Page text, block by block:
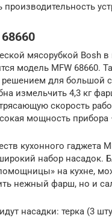
производительность
мясорубкой Bosh
модель MFW 68660.
для большой
измельчить 4,3 кг
скорость
мощность прибора
кухонного гаджета
набор насадок.
на кухне,
нежный фарш, но и
насадки: терка (3